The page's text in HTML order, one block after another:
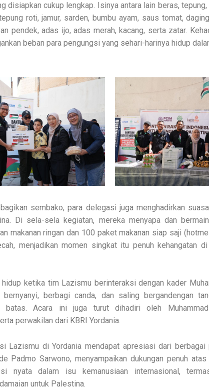
disiapkan cukup lengkap. Isinya antara lain beras, tepung,
roti, jamur, sarden, bumbu ayam, saus tomat,
pendek, adas ijo, adas merah, kacang, serta zatar.
beban para pengungsi yang sehari-harinya hidup
sembako, para delegasi juga menghadirkan
Di sela-sela kegiatan, mereka menyapa dan
makanan ringan dan 100 paket makanan siap saji
menjadikan momen singkat itu penuh kehangatan
hidup ketika tim Lazismu berinteraksi dengan kader
bernyanyi, berbagi canda, dan saling bergandengan
batas. Acara ini juga turut dihadiri oleh
perwakilan dari KBRI Yordania.
Lazismu di Yordania mendapat apresiasi dari berbagai
Padmo Sarwono, menyampaikan dukungan penuh
nyata dalam isu kemanusiaan internasional,
untuk Palestina.